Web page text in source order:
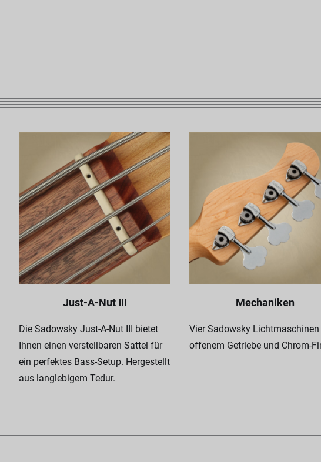
Just-A-Nut III
Die Sadowsky Just-A-Nut III bietet
Ihnen einen verstellbaren Sattel für
ein perfektes Bass-Setup. Hergestellt
aus langlebigem Tedur.
Mechaniken
Vier Sadowsky
offenem Getriebe und Chrom-